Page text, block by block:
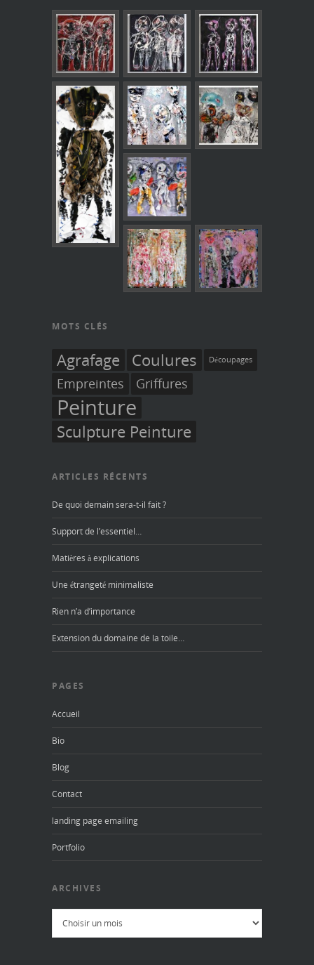
MOTS CLÉS
Agrafage Coulures Découpages
Empreintes Griffures
Peinture
Sculpture Peinture
ARTICLES RÉCENTS
De quoi demain sera-t-il fait ?
Support de l’essentiel…
Matières à explications
Une étrangeté minimaliste
Rien n’a d’importance
Extension du domaine de la toile…
PAGES
Accueil
Bio
Blog
Contact
landing page emailing
Portfolio
ARCHIVES